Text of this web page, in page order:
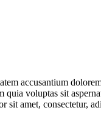
accusantium
voluptas sit
sit amet, consectetur,